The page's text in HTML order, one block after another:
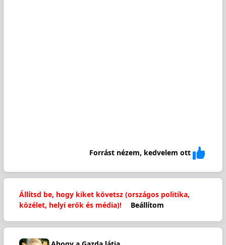
Forrást nézem, kedvelem ott
Állítsd be, hogy kiket követsz (országos politika,
közélet, helyi erők és média)!
Beállítom